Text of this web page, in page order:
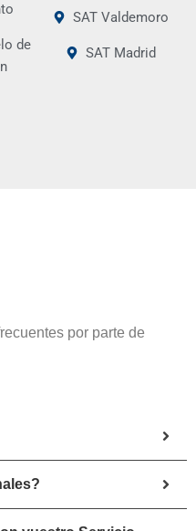
de
SAT Valdemoro
SAT Madrid
por parte de